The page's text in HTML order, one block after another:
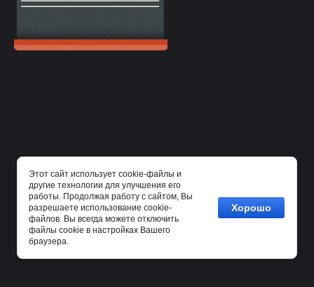
Этот сайт использует cookie-файлы и
другие технологии для улучшения его
работы. Продолжая работу с сайтом, Вы
разрешаете использование cookie-
файлов. Вы всегда можете отключить
файлы cookie в настройках Вашего
браузера.
Хорошо